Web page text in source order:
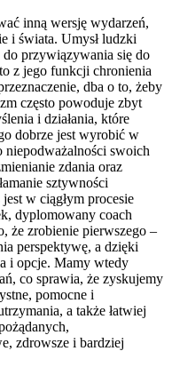
inną wersję wydarzeń,
i świata. Umysł ludzki
do przywiązywania się do
z jego funkcji chronienia
dba o to, żeby
często powoduje zbyt
i działania, które
dobrze jest wyrobić w
swoich
zdania oraz
sztywności
w ciągłym procesie
dyplomowany coach
że zrobienie pierwszego –
perspektywę, a dzięki
i opcje. Mamy wtedy
co sprawia, że zyskujemy
pomocne i
a także łatwiej
zdrowsze i bardziej